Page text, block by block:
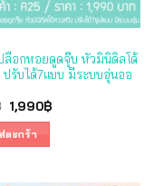
ลือกหอยดูดจุ๊บ หัวมินิดิลโด้
ปรับได้7แบบ มีระบบอุ่นออ
Original
price
was:
2,490฿.
1,990฿Current
ตะกร้า